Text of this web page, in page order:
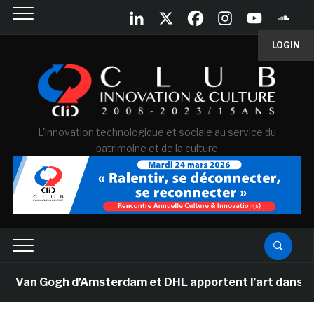
LOGIN
L'innovation technologique et sociale au service du
patrimoine et de la culture
Van Gogh d’Amsterdam et DHL apportent l’art dans